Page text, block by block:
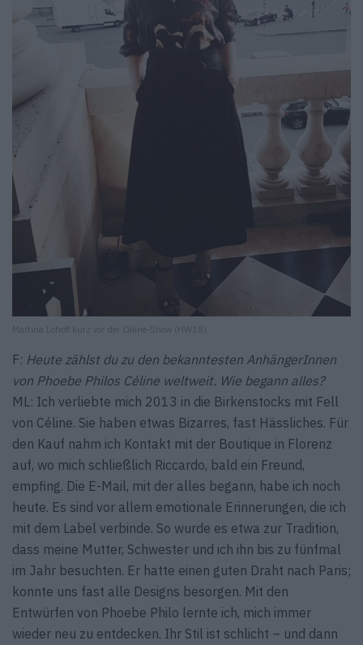
Martina Lohoff kurz vor der Céline-Show (HW18).
F: Heute zählst du zu den bekanntesten AnhängerInnen
von Phoebe Philos Céline weltweit. Wie begann alles?
ML: Ich verliebte mich 2013 in die Birkenstocks mit Fell
von Céline. Sie haben etwas Bizarres, fast Hässliches. Für
den Kauf nahm ich Kontakt mit der Boutique in Florenz
auf, wo mich schließlich Riccardo, bald ein Freund,
empfing. Die E-Mail, mit der alles begann, habe ich noch
heute. Es sind vor allem emotionale Erinnerungen, die ich
mit dem Label verbinde. So wurde es etwa zur Tradition,
dass meine Mutter, Schwester und ich ihn bis zu fünfmal
im Jahr besuchten. Er hatte einen guten Draht nach Paris;
konnte uns fast alle Designs besorgen. Mit den
Entwürfen von Phoebe Philo lernte ich, mich immer
wieder neu zu entdecken. Ihr Stil ist schlicht – und dann